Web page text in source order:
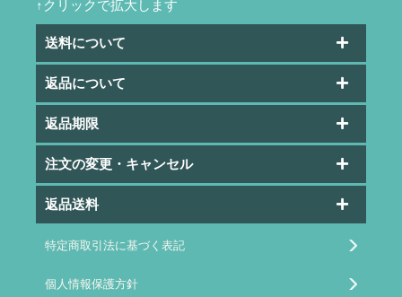
↑クリックで拡大します
送料について
返品について
返品期限
注文の変更・キャンセル
返品送料
特定商取引法に基づく表記
個人情報保護方針